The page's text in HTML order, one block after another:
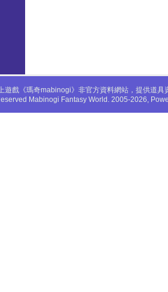
遊戲《瑪奇mabinogi》非官方資料網站，提供道
Mabinogi Fantasy World. 2005-2026,